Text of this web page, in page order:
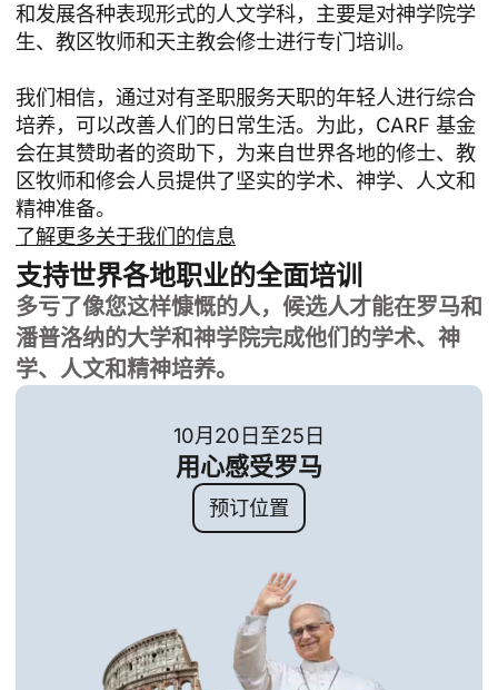
和发展各种表现形式的人文学科，主要是对神学院学
生、教区牧师和天主教会修士进行专门培训。
我们相信，通过对有圣职服务天职的年轻人进行综合
培养，可以改善人们的日常生活。为此，CARF 基金
会在其赞助者的资助下，为来自世界各地的修士、教
区牧师和修会人员提供了坚实的学术、神学、人文和
精神准备。
了解更多关于我们的信息
支持世界各地职业的全面培训
多亏了像您这样慷慨的人，候选人才能在罗马和
潘普洛纳的大学和神学院完成他们的学术、神
学、人文和精神培养。
10月20日至25日
用心感受罗马
预订位置